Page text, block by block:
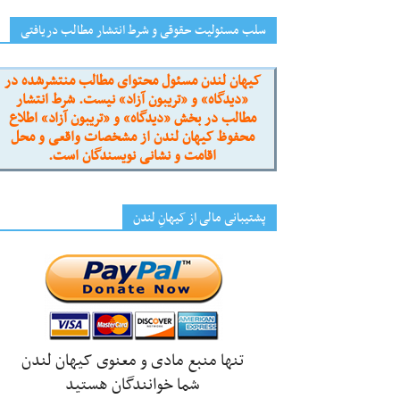
سلب مسئولیت حقوقی و شرط انتشار مطالب دریافتی
کیهان لندن مسئول محتوای مطالب منتشرشده در
«دیدگاه» و «تریبون آزاد» نیست. شرط انتشار
مطالب در بخش «دیدگاه» و «تریبون آزاد» اطلاع
محفوظ کیهان لندن از مشخصات واقعی و محل
اقامت و نشانی نویسندگان است.
پشتیبانی مالی از کیهانِ لندن
تنها منبع مادی و معنوی کیهان لندن
شما خوانندگان هستید